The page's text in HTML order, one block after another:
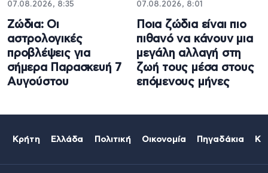
07.08.2026, 8:35
Ζώδια: Οι
αστρολογικές
προβλέψεις για
σήμερα Παρασκευή 7
Αυγούστου
07.08.2026, 8:01
Ποια ζώδια είναι πιο
πιθανό να κάνουν μια
μεγάλη αλλαγή στη
ζωή τους μέσα στους
επόμενους μήνες
Κρήτη Ελλάδα Πολιτική Οικονομία Πηγαδάκια